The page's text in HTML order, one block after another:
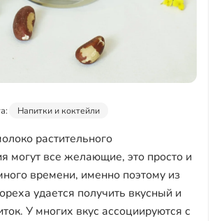
Напитки и коктейли
растительного
могут все желающие, это просто и
времени, именно поэтому из
удается получить вкусный и
У многих вкус ассоциируются с